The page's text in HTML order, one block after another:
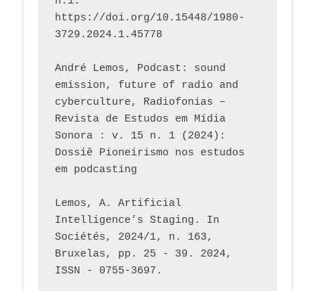
https://doi.org/10.15448/1980-
3729.2024.1.45778
André Lemos, Podcast: sound
emission, future of radio and
cyberculture, Radiofonias –
Revista de Estudos em Mídia
Sonora : v. 15 n. 1 (2024):
Dossiê Pioneirismo nos estudos
em podcasting
Lemos, A. Artificial
Intelligence’s Staging. In
Sociétés, 2024/1, n. 163,
Bruxelas, pp. 25 - 39. 2024,
ISSN - 0755-3697.